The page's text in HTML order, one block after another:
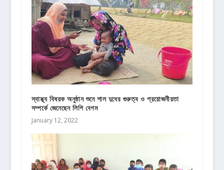
স্বাস্থ্য বিষয়ক অনুষ্ঠান শুনে শাল দুধের গুরুত্ব ও প্রয়োজনীয়তা
সম্পর্কে জেনেছেন লিপি বেগম
January 12, 2022